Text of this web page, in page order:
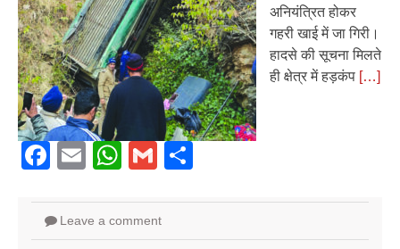
अनियंत्रित होकर
गहरी खाई में जा गिरी।
हादसे की सूचना मिलते
ही क्षेत्र में हड़कंप […]
Facebook
EmailWhatsApp
Gmail
Leave a comment